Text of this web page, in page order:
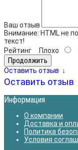
Ваш отзыв
Внимание: HTML не
текст!
Рейтинг Плохо
Продолжить
Оставить отзыв ↓
Оставить отзыв
Информация
О компании
Доставка и
Политика
Условия